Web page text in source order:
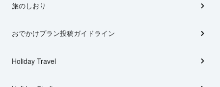
旅のしおり
おでかけプラン投稿ガイドライン
Holiday Travel